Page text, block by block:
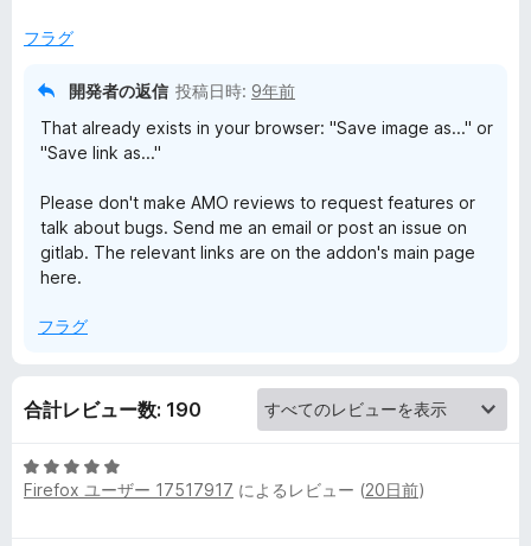
c
k
m
a
g
e
D
の
価
フラグ
開発者の返信 投稿日時: 9年前
That already exists in your browser: "Save image as..." or
"Save link as..."
Please don't make AMO reviews to request features or
talk about bugs. Send me an email or post an issue on
gitlab. The relevant links are on the addon's main page
here.
フラグ
合計レビュー数: 190
5
段
Firefox ユーザー 17517917 によるレビュー (20日前)